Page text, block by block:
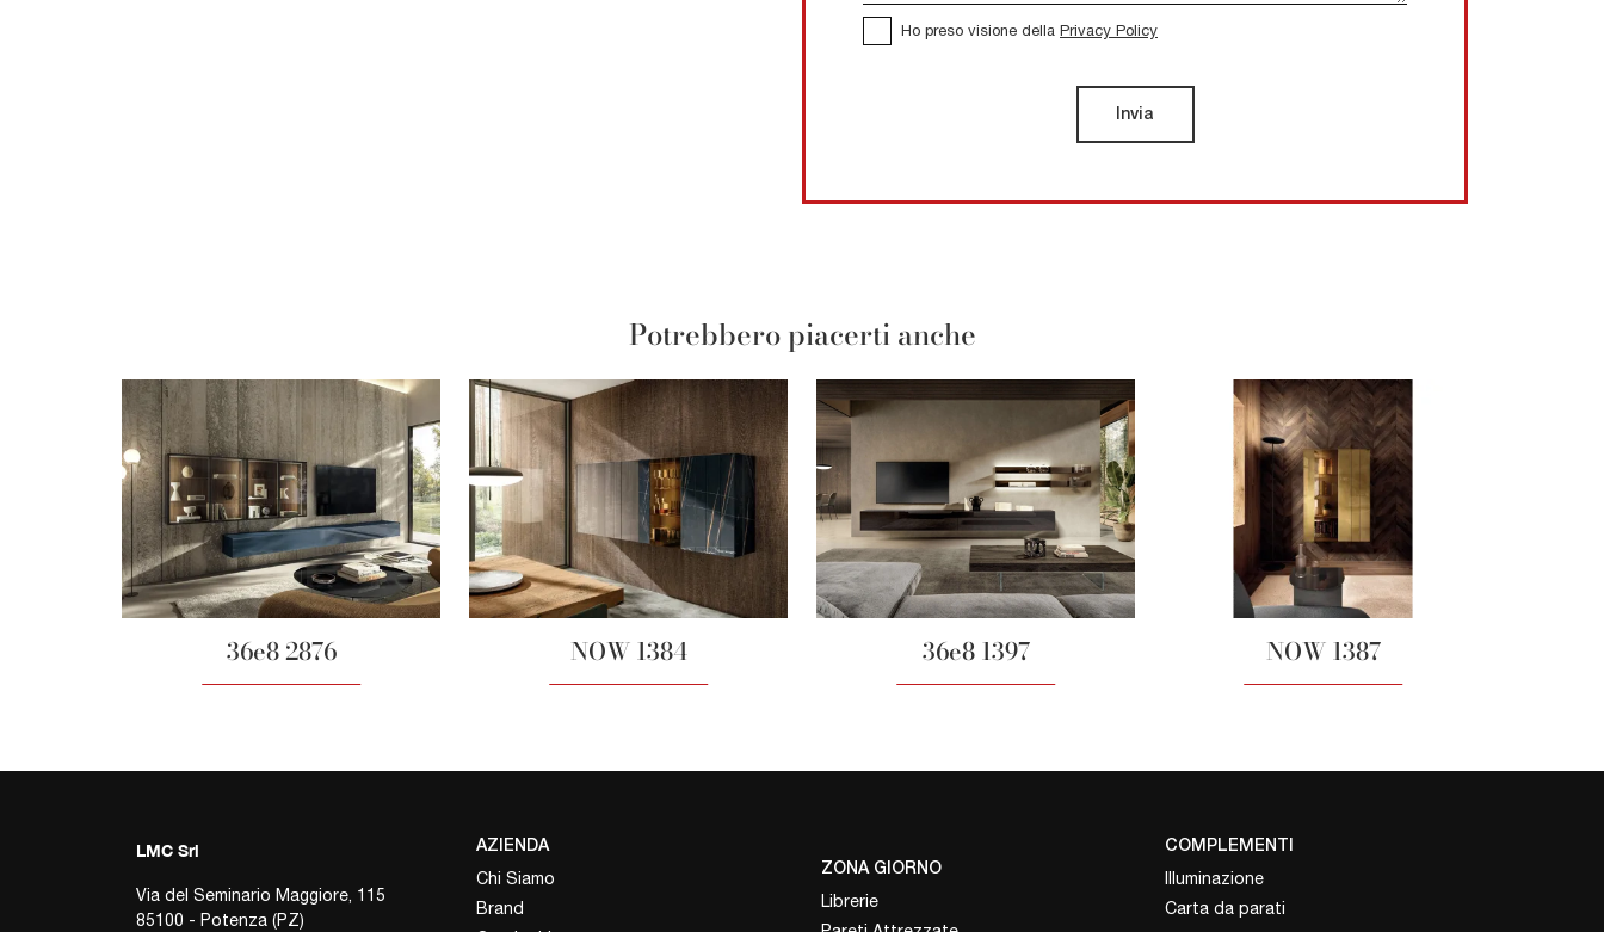
Ho preso visione della Privacy Policy
Invia
Potrebbero piacerti anche
36e8 2876 NOW 1384 36e8 1397 NOW 1387
LMC Srl
Via del Seminario Maggiore, 115
85100 - Potenza (PZ)
AZIENDA
Chi Siamo
Brand
ZONA GIORNO
Librerie
COMPLEMENTI
Illuminazione
Carta da parati